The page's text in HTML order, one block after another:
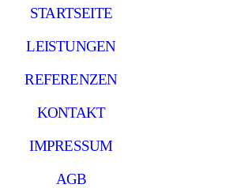
STARTSEITE
LEISTUNGEN
REFERENZEN
KONTAKT
IMPRESSUM
AGB